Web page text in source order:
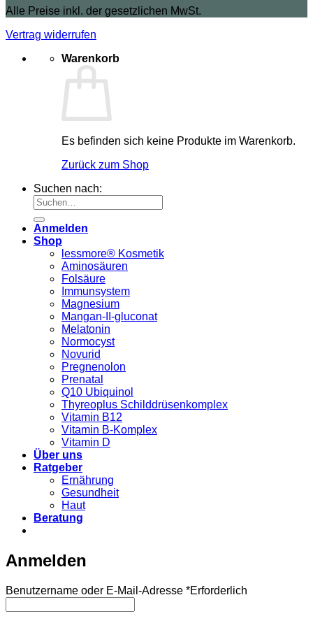
Alle Preise inkl. der gesetzlichen MwSt.
Vertrag widerrufen
Warenkorb
Es befinden sich keine Produkte im Warenkorb.
Zurück zum Shop
Suchen nach:
Anmelden
Shop
lessmore® Kosmetik
Aminosäuren
Folsäure
Immunsystem
Magnesium
Mangan-II-gluconat
Melatonin
Normocyst
Novurid
Pregnenolon
Prenatal
Q10 Ubiquinol
Thyreoplus Schilddrüsenkomplex
Vitamin B12
Vitamin B-Komplex
Vitamin D
Über uns
Ratgeber
Ernährung
Gesundheit
Haut
Beratung
Anmelden
Benutzername oder E-Mail-Adresse *Erforderlich